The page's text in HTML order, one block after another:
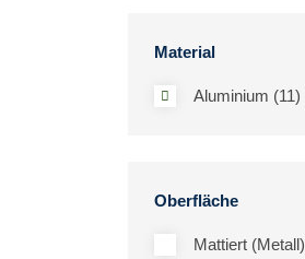
Material
Aluminium (11)
Oberfläche
Mattiert (Metall)